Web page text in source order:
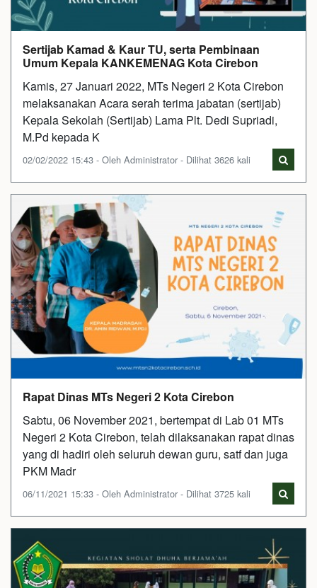
Sertijab Kamad & Kaur TU, serta Pembinaan
Umum Kepala KANKEMENAG Kota Cirebon
Kamis, 27 Januari 2022, MTs Negeri 2 Kota Cirebon
melaksanakan Acara serah terima jabatan (sertijab)
Kepala Sekolah (Sertijab) Lama Plt. Dedi Supriadi,
M.Pd kepada K
02/02/2022 15:43 - Oleh Administrator - Dilihat 3626 kali
Rapat Dinas MTs Negeri 2 Kota Cirebon
Sabtu, 06 November 2021, bertempat di Lab 01 MTs
Negeri 2 Kota Cirebon, telah dilaksanakan rapat dinas
yang di hadiri oleh seluruh dewan guru, satf dan juga
PKM Madr
06/11/2021 15:33 - Oleh Administrator - Dilihat 3725 kali